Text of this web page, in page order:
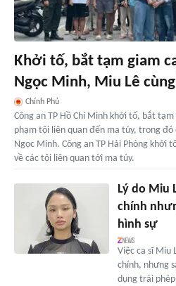
Khởi tố, bắt tạm giam
Ngọc Minh, Miu Lê
Chính Phủ
Công an TP Hồ Chí Minh khởi tố, bắt
phạm tội liên quan đến ma túy, trong đó
Ngọc Minh. Công an TP Hải Phòng khởi
về các tội liên quan tới ma túy.
Lý do Miu
chính
hình sự
Việc ca sĩ Miu
chính, nhưng
dụng trái